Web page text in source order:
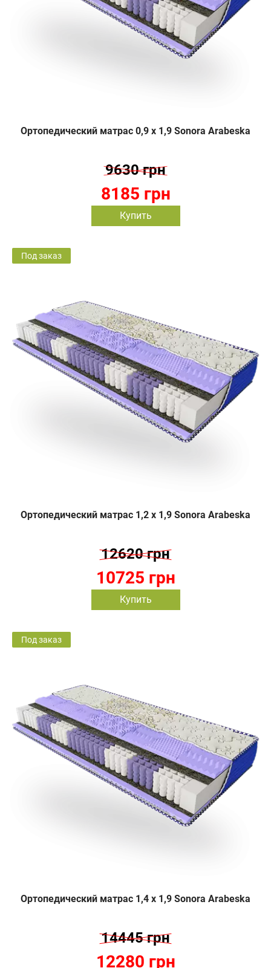
Ортопедический матрас 0,9 х 1,9 Sonora Arabeska
8185 грн
9630 грн
Купить
Под заказ
Ортопедический матрас 1,2 х 1,9 Sonora Arabeska
10725 грн
12620 грн
Купить
Под заказ
Ортопедический матрас 1,4 х 1,9 Sonora Arabeska
12280 грн
14445 грн